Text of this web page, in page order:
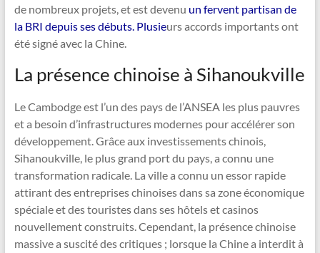
de nombreux projets, et est devenu un fervent partisan de
la BRI depuis ses débuts. Plusieurs accords importants ont
été signé avec la Chine.
La présence chinoise à Sihanoukville
Le Cambodge est l’un des pays de l’ANSEA les plus pauvres
et a besoin d’infrastructures modernes pour accélérer son
développement. Grâce aux investissements chinois,
Sihanoukville, le plus grand port du pays, a connu une
transformation radicale. La ville a connu un essor rapide
attirant des entreprises chinoises dans sa zone économique
spéciale et des touristes dans ses hôtels et casinos
nouvellement construits. Cependant, la présence chinoise
massive a suscité des critiques ; lorsque la Chine a interdit à